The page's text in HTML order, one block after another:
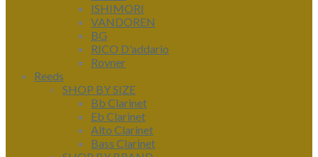
ISHIMORI
VANDOREN
BG
RICO D'addario
Rovner
Reeds
SHOP BY SIZE
Bb Clarinet
Eb Clarinet
Alto Clarinet
Bass Clarinet